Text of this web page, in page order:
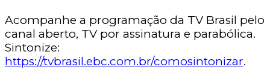
Acompanhe a programação da TV Brasil pelo
canal aberto, TV por assinatura e parabólica.
Sintonize:
https://tvbrasil.ebc.com.br/comosintonizar.